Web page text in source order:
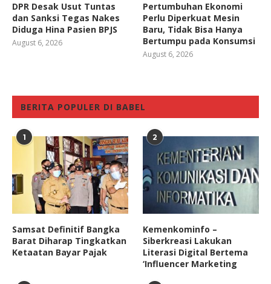
DPR Desak Usut Tuntas
dan Sanksi Tegas Nakes
Diduga Hina Pasien BPJS
August 6, 2026
Pertumbuhan Ekonomi
Perlu Diperkuat Mesin
Baru, Tidak Bisa Hanya
Bertumpu pada Konsumsi
August 6, 2026
BERITA POPULER DI BABEL
1
Samsat Definitif Bangka
Barat Diharap Tingkatkan
Ketaatan Bayar Pajak
2
Kemenkominfo –
Siberkreasi Lakukan
Literasi Digital Bertema
‘Influencer Marketing